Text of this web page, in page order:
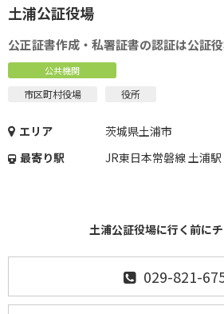
土浦公証役場
公正証書作成・私署証書の認証は公証
公共機関
市区町村役場 役所
エリア
茨城県土浦市
最寄り駅
JR東日本常磐線 土浦
土浦公証役場に行く前にチ
029-821-